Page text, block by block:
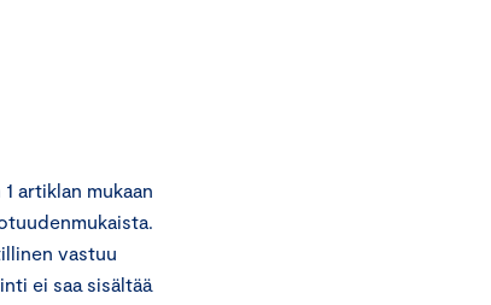
artiklan mukaan
vastuu
ei saa sisältää